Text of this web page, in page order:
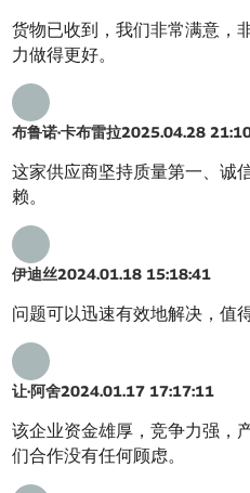
货物已收到，我们非常满意，
力做得更好。
布鲁诺·卡布雷拉2025.04.28
这家供应商坚持质量第一、诚
赖。
伊迪丝2024.01.18 15:18:41
问题可以迅速有效地解决，值
让·阿舍2024.01.17 17:17:11
该企业资金雄厚，竞争力强，
们合作没有任何顾虑。